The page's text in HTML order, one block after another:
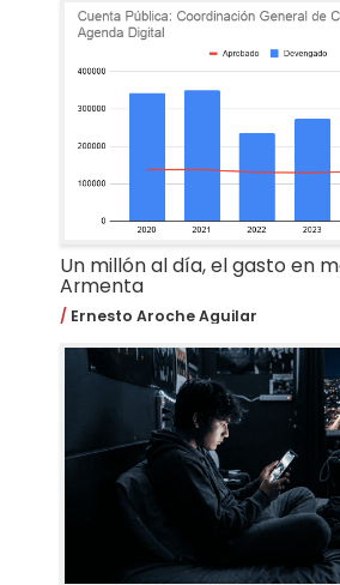
Un millón al día, el gasto en
Armenta
Ernesto Aroche Aguilar